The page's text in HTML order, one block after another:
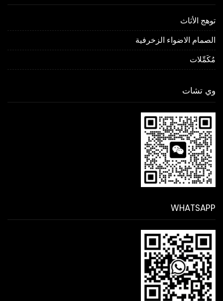
توهج الأثاث
الصمام الاضواء الزخرفية
مُكَمِّلات
وي تشات
WHATSAPP